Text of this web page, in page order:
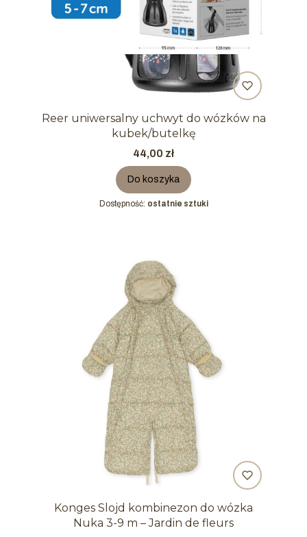
Reer uniwersalny uchwyt do wózków na
kubek/butelkę
Cena
44,00 zł
Do koszyka
Dostępność: ostatnie sztuki
Konges Slojd kombinezon do wózka
Nuka 3-9 m – Jardin de fleurs